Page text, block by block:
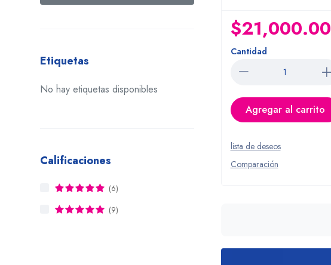
$21,000.00
Cantidad
Agregar al carrito
lista de deseos
Comparación
Etiquetas
No hay etiquetas disponibles
Calificaciones
(6)
(9)